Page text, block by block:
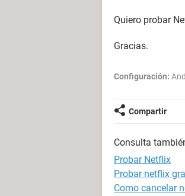
Quiero probar
Gracias.
Configuración:
Compartir
Consulta
Probar Netflix
Probar netflix
Como cancelar